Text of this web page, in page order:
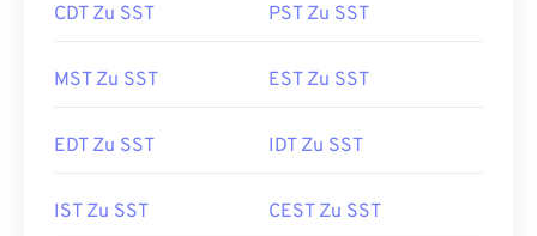
CDT Zu SST PST Zu SST
MST Zu SST EST Zu SST
EDT Zu SST IDT Zu SST
IST Zu SST CEST Zu SST